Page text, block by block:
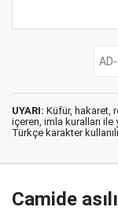
UYARI: Küfür, hakaret,
içeren, imla kuralları ile
Türkçe karakter
Camide